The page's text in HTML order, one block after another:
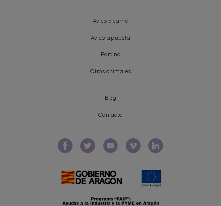
Avícola carne
Avícola puesta
Porcino
Otros animales
Blog
Contacto